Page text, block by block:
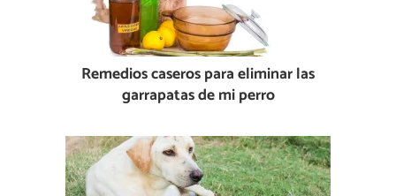
Remedios caseros para eliminar las
garrapatas de mi perro